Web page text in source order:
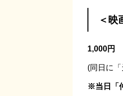
＜映
1,000円
(同日に
※当日「